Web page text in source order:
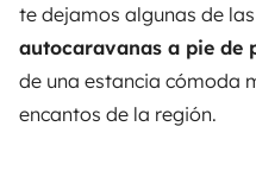
te dejamos algunas de
autocaravanas a pie de
de una estancia cómoda
encantos de la región.